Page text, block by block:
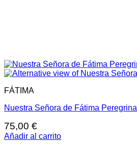
FÁTIMA
Nuestra Señora de Fátima Peregrina
75,00 €
Añadir al carrito